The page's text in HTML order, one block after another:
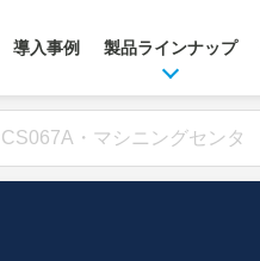
導入事例 製品ラインナップ